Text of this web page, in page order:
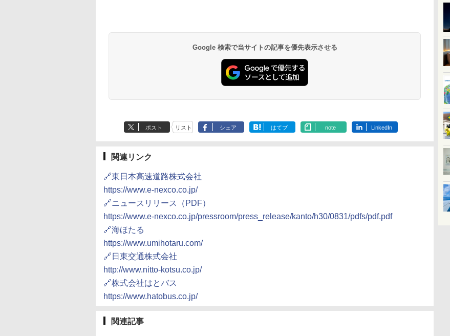
10,450円～
19,541円～
7,950円～
5,758円～
Google 検索で当サイトの記事を優先表示させる
ポスト リスト シェア はてブ note LinkedIn
関連リンク
🔗東日本高速道路株式会社
https://www.e-nexco.co.jp/
🔗ニュースリリース（PDF）
https://www.e-nexco.co.jp/pressroom/press_release/kanto/h30/0831/pdfs/pdf.pdf
🔗海ほたる
https://www.umihotaru.com/
🔗日東交通株式会社
http://www.nitto-kotsu.co.jp/
🔗株式会社はとバス
https://www.hatobus.co.jp/
関連記事